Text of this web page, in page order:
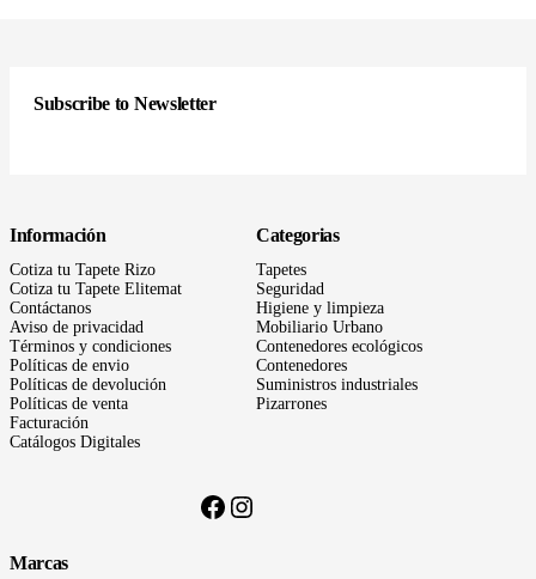
Subscribe to Newsletter
Información
Cotiza tu Tapete Rizo
Cotiza tu Tapete Elitemat
Contáctanos
Aviso de privacidad
Términos y condiciones
Políticas de envio
Políticas de devolución
Políticas de venta
Facturación
Catálogos Digitales
Facebook
Instagram
Categorias
Tapetes
Seguridad
Higiene y limpieza
Mobiliario Urbano
Contenedores ecológicos
Contenedores
Suministros industriales
Pizarrones
Marcas